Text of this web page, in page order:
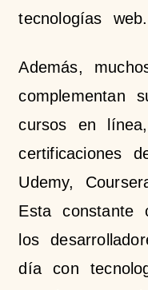
tecnologías web.
Además,
complementan
cursos en
certificaciones
Udemy,
Esta constante
los
día con